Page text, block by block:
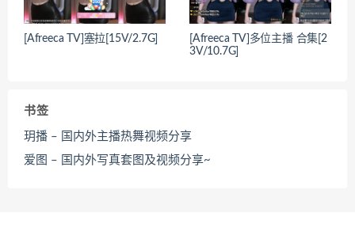
[Afreeca TV]塞拉[15V/2.7G]
[Afreeca TV]多位主播 合集[2
3V/10.7G]
书签
玥播 – 国内外主播热舞视频分享
爱图 – 国内外写真套图及视频分享~